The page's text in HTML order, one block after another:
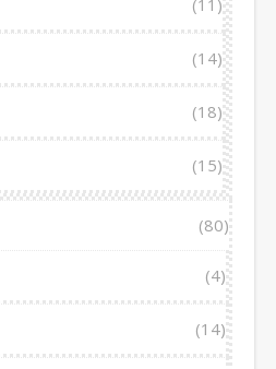
(11)
(14)
(18)
(15)
(80)
(4)
(14)